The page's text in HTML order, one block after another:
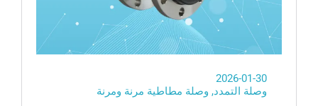
2026-01-30
وصلة التمدد, وصلة مطاطية مرنة ومرنة